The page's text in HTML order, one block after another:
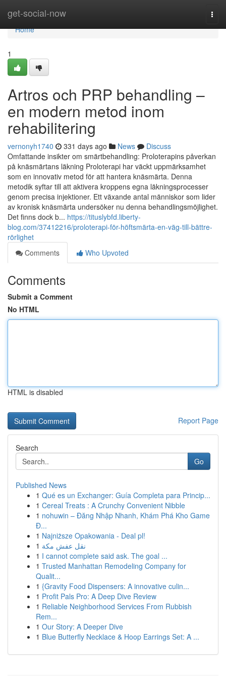
get-social-now
Home
Home
1
Artros och PRP behandling –
en modern metod inom
rehabilitering
vernonyh1740 331 days ago News
Discuss
Omfattande insikter om smärtbehandling: Proloterapins påverkan
på knäsmärtans läkning Proloterapi har väckt uppmärksamhet
som en innovativ metod för att hantera knäsmärta. Denna
metodik syftar till att aktivera kroppens egna läkningsprocesser
genom precisa injektioner. Ett växande antal människor som lider
av kronisk knäsmärta undersöker nu denna behandlingsmöjlighet.
Det finns dock b... https://tituslybfd.liberty-
blog.com/37412216/proloterapi-för-höftsmärta-en-väg-till-bättre-
rörlighet
Comments
Who Upvoted
Comments
Submit a Comment
No HTML
HTML is disabled
Report Page
Search
Go
Published News
1 Qué es un Exchanger: Guía Completa para Princip...
1 Cereal Treats : A Crunchy Convenient Nibble
1 nohuwin – Đăng Nhập Nhanh, Khám Phá Kho Game
Đ...
1 Najniższe Opakowania - Deal pl!
1 نقل عفش مكة
1 I cannot complete said ask. The goal ...
1 Trusted Manhattan Remodeling Company for
Qualit...
1 {Gravity Food Dispensers: A innovative culin...
1 Profit Pals Pro: A Deep Dive Review
1 Reliable Neighborhood Services From Rubbish
Rem...
1 Our Story: A Deeper Dive
1 Blue Butterfly Necklace & Hoop Earrings Set: A ...